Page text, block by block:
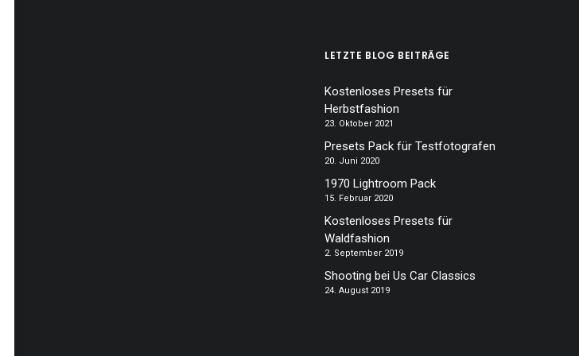
LETZTE BLOG BEITRÄGE
Kostenloses Presets für
Herbstfashion
23. Oktober 2021
Presets Pack für Testfotografen
20. Juni 2020
1970 Lightroom Pack
15. Februar 2020
Kostenloses Presets für
Waldfashion
2. September 2019
Shooting bei Us Car Classics
24. August 2019